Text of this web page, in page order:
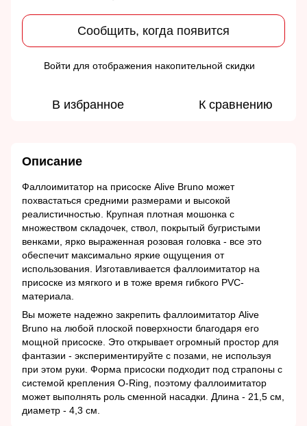
Сообщить, когда появится
Войти для отображения накопительной скидки
В избранное К сравнению
Описание
Фаллоимитатор на присоске Alive Bruno может
похвастаться средними размерами и высокой
реалистичностью. Крупная плотная мошонка с
множеством складочек, ствол, покрытый бугристыми
венками, ярко выраженная розовая головка - все это
обеспечит максимально яркие ощущения от
использования. Изготавливается фаллоимитатор на
присоске из мягкого и в тоже время гибкого PVC-
материала.
Вы можете надежно закрепить фаллоимитатор Alive
Bruno на любой плоской поверхности благодаря его
мощной присоске. Это открывает огромный простор для
фантазии - экспериментируйте с позами, не используя
при этом руки. Форма присоски подходит под страпоны с
системой крепления O-Ring, поэтому фаллоимитатор
может выполнять роль сменной насадки. Длина - 21,5 см,
диаметр - 4,3 см.